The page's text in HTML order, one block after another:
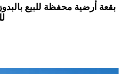
بقعة أرضية محفظة للبيع